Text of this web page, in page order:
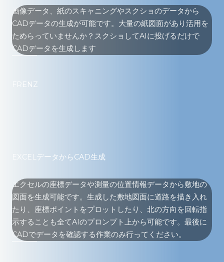
画像データ、紙のスキャニングやスクショのデータから
CADデータの生成が可能です。大量の紙図面があり活用を
ためらっていませんか？スクショしてAIに投げるだけで
CADデータを生成します
FRENZ
EXCELデータからCAD生成
エクセルの座標データや測量の位置情報データから敷地の
図面を生成可能です。生成した敷地図面に道路を描き入れ
たり、座標ポイントをプロットしたり、北の方向を回転指
示することも全てAIのプロンプト上から可能です。最後に
CADでデータを確認する作業のみ行ってください。